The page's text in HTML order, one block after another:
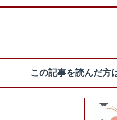
この記事を読んだ方